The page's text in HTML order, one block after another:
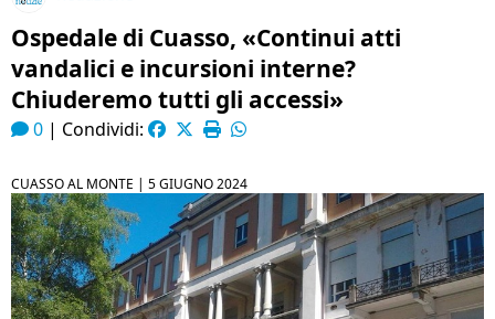
Ospedale di Cuasso, «Continui atti
vandalici e incursioni interne?
Chiuderemo tutti gli accessi»
0 | Condividi:
CUASSO AL MONTE | 5 GIUGNO 2024